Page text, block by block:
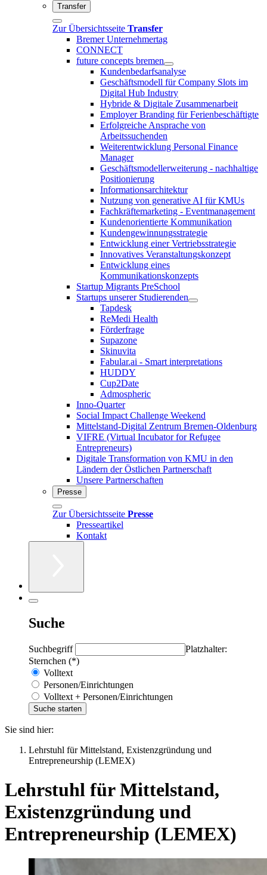
Transfer
Zur Übersichtsseite Transfer
Bremer Unternehmertag
CONNECT
future concepts bremen
Kundenbedarfsanalyse
Geschäftsmodell für Company Slots im
Digital Hub Industry
Hybride & Digitale Zusammenarbeit
Employer Branding für Ferienbeschäftigte
Erfolgreiche Ansprache von
Arbeitssuchenden
Weiterentwicklung Personal Finance
Manager
Geschäftsmodellerweiterung - nachhaltige
Positionierung
Informationsarchitektur
Nutzung von generative AI für KMUs
Fachkräftemarketing - Eventmanagement
Kundenorientierte Kommunikation
Kundengewinnungsstrategie
Entwicklung einer Vertriebsstrategie
Innovatives Veranstaltungskonzept
Entwicklung eines
Kommunikationskonzepts
Startup Migrants PreSchool
Startups unserer Studierenden
Tapdesk
ReMedi Health
Förderfrage
Supazone
Skinuvita
Fabular.ai - Smart interpretations
HUDDY
Cup2Date
Admospheric
Inno-Quarter
Social Impact Challenge Weekend
Mittelstand-Digital Zentrum Bremen-Oldenburg
VIFRE (Virtual Incubator for Refugee
Entrepreneurs)
Digitale Transformation von KMU in den
Ländern der Östlichen Partnerschaft
Unsere Partnerschaften
Presse
Zur Übersichtsseite Presse
Presseartikel
Kontakt
Suche
Suchbegriff
Platzhalter:
Sternchen (*)
Volltext
Personen/Einrichtungen
Volltext + Personen/Einrichtungen
Sie sind hier:
Lehrstuhl für Mittelstand, Existenzgründung und
Entrepreneurship (LEMEX)
Lehrstuhl für Mittelstand,
Existenzgründung und
Entrepreneurship (LEMEX)